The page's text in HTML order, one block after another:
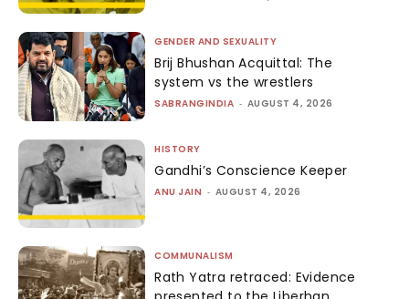
GENDER AND SEXUALITY
Brij Bhushan Acquittal: The
system vs the wrestlers
SABRANGINDIA - AUGUST 4, 2026
HISTORY
Gandhi’s Conscience Keeper
ANU JAIN - AUGUST 4, 2026
COMMUNALISM
Rath Yatra retraced: Evidence